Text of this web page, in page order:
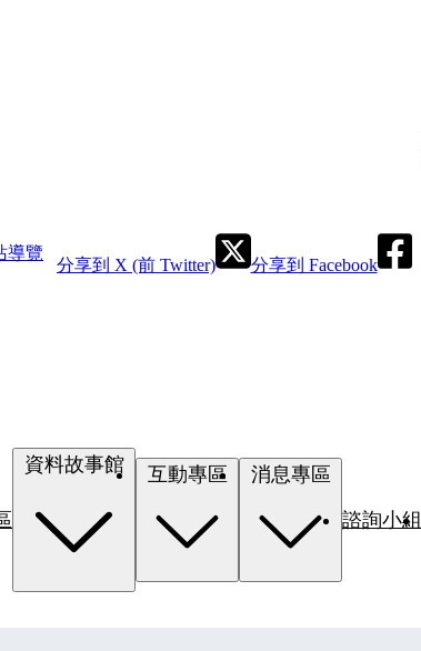
導覽
分享到 X (前 Twitter) 分享到 Facebook
資料故事館
諮詢小組